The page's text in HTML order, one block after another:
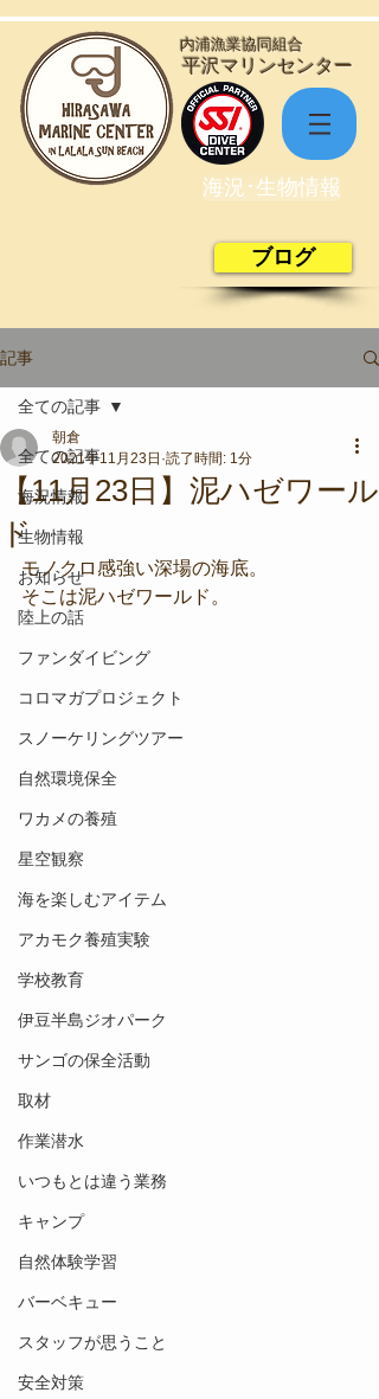
​平沢マリンセンター
​内浦漁業協同組合
海況･生物情報
ブログ
記事
全ての記事
海況情報
生物情報
お知らせ
陸上の話
ファンダイビング
コロマガプロジェクト
スノーケリングツアー
自然環境保全
ワカメの養殖
星空観察
海を楽しむアイテム
アカモク養殖実験
学校教育
伊豆半島ジオパーク
サンゴの保全活動
取材
作業潜水
いつもとは違う業務
キャンプ
自然体験学習
バーベキュー
スタッフが思うこと
安全対策
全ての記事
【11月23日】泥ハゼワール
ド
朝倉
2021年11月23日 読了時間: 1分
モノクロ感強い深場の海底。
そこは泥ハゼワールド。